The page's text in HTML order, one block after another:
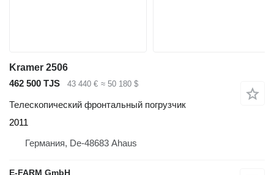
Kramer 2506
462 500 TJS
43 440 € ≈ 50 180 $
Телескопический фронтальный погрузчик
2011
Германия, De-48683 Ahaus
E-FARM GmbH